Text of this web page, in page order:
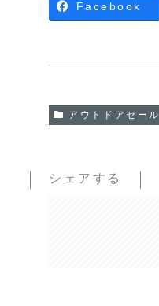
Facebook
アウトドアセール
シェアする